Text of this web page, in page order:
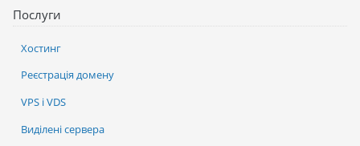
Послуги
Хостинг
Реєстрація домену
VPS і VDS
Виділені сервера